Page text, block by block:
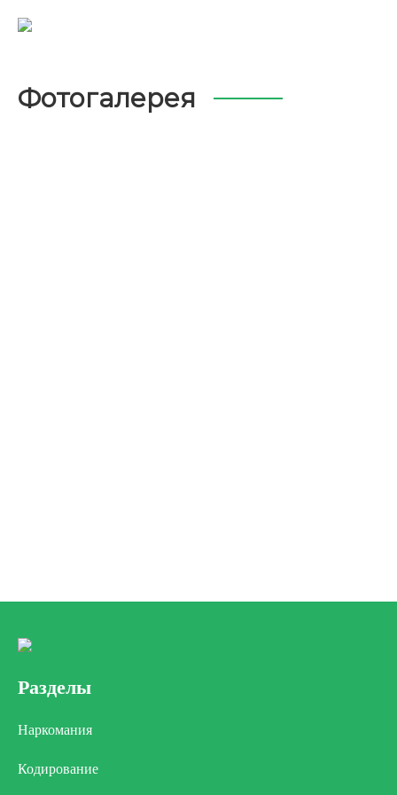
Фотогалерея
Разделы
Наркомания
Кодирование